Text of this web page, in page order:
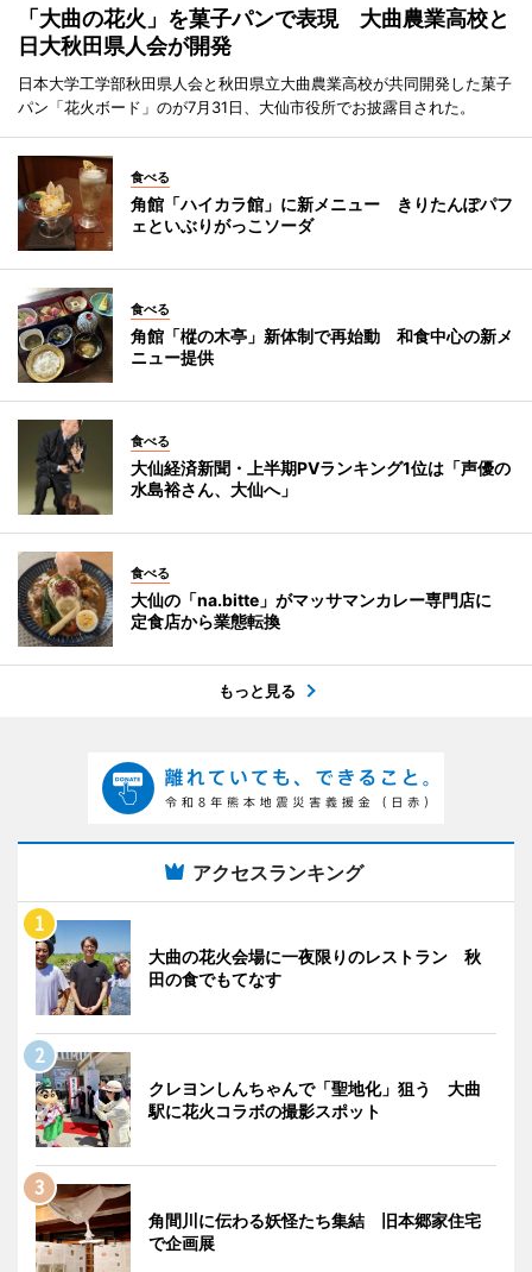
「大曲の花火」を菓子パンで表現 大曲農業高校と
日大秋田県人会が開発
日本大学工学部秋田県人会と秋田県立大曲農業高校が共同開発した菓子
パン「花火ボード」のが7月31日、大仙市役所でお披露目された。
食べる
角館「ハイカラ館」に新メニュー きりたんぽパフ
ェといぶりがっこソーダ
食べる
角館「樅の木亭」新体制で再始動 和食中心の新メ
ニュー提供
食べる
大仙経済新聞・上半期PVランキング1位は「声優の
水島裕さん、大仙へ」
食べる
大仙の「na.bitte」がマッサマンカレー専門店に
定食店から業態転換
もっと見る
アクセスランキング
大曲の花火会場に一夜限りのレストラン 秋
田の食でもてなす
クレヨンしんちゃんで「聖地化」狙う 大曲
駅に花火コラボの撮影スポット
角間川に伝わる妖怪たち集結 旧本郷家住宅
で企画展